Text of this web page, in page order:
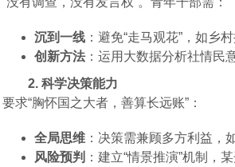
沉到一线 ：避免“走马观花”，如乡
创新方法 ：运用大数据分析社情民
2. 科学决策能力
要求“胸怀国之大者，善算长远账”：
全局思维 ：决策需兼顾多方利益，
风险预判 ：建立“情景推演”机制，